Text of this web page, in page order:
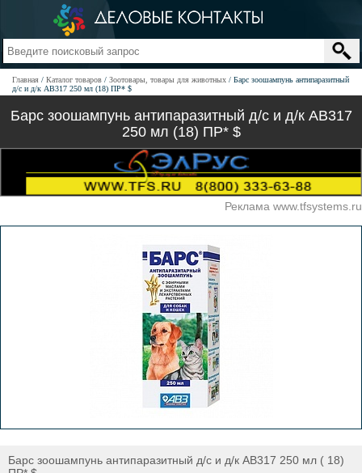
Главная Каталог товаров Зоотовары, товары для животных
Барс зоошампунь антипаразитный
д/с и д/к АВ317 250 мл (18) ПР* $
Барс зоошампунь антипаразитный д/с и д/к АВ317
250 мл (18) ПР* $
Реклама www.tfsystems.ru
Барс зоошампунь антипаразитный д/с и д/к АВ317 250 мл ( 18)